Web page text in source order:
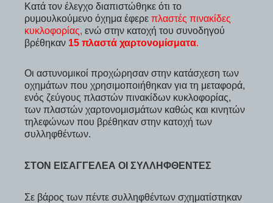
Κατά τον έλεγχο διαπιστώθηκε ότι το
ρυμουλκούμενο όχημα έφερε πλαστές πινακίδες
κυκλοφορίας, ενώ στην κατοχή του συνοδηγού
βρέθηκαν 15 πλαστά χαρτονομίσματα.
Οι αστυνομικοί προχώρησαν στην κατάσχεση των
οχημάτων που χρησιμοποιήθηκαν για τη μεταφορά,
ενός ζεύγους πλαστών πινακίδων κυκλοφορίας,
των πλαστών χαρτονομισμάτων καθώς και κινητών
τηλεφώνων που βρέθηκαν στην κατοχή των
συλληφθέντων.
ΣΤΟΝ ΕΙΣΑΓΓΕΛΈΑ ΟΙ ΣΥΛΛΗΦΘΈΝΤΕΣ
Σε βάρος των πέντε συλληφθέντων σχηματίστηκαν